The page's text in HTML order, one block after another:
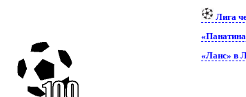
Лига
«Ланс» в